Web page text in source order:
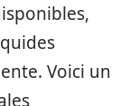
Voici un